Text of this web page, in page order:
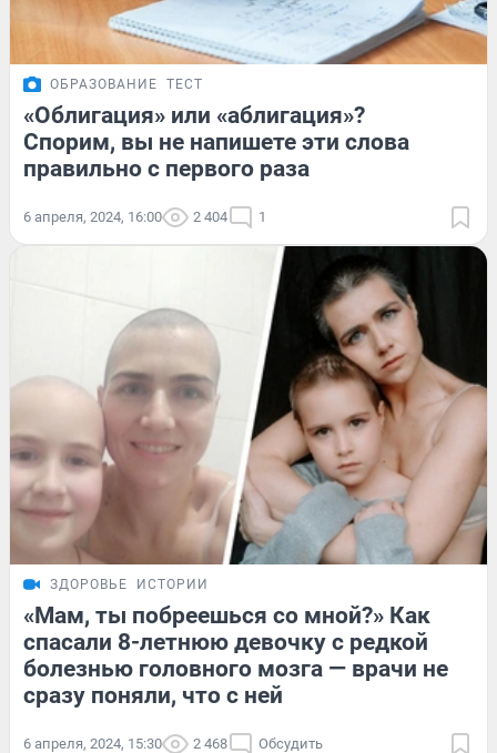
ОБРАЗОВАНИЕ ТЕСТ
«Облигация» или «аблигация»?
Спорим, вы не напишете эти слова
правильно с первого раза
6 апреля, 2024, 16:00 2 404 1
ЗДОРОВЬЕ ИСТОРИИ
«Мам, ты побреешься со мной?» Как
спасали 8-летнюю девочку с редкой
болезнью головного мозга — врачи не
сразу поняли, что с ней
6 апреля, 2024, 15:30 2 468 Обсудить